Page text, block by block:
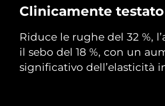
Clinicamente
Riduce le rughe del 32 %,
il sebo del 18 %, con un
significativo dell’elasticità